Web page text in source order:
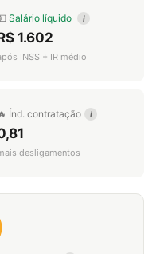
Salário líquido i
1.602
INSS + IR médio
Índ. contratação i
desligamentos